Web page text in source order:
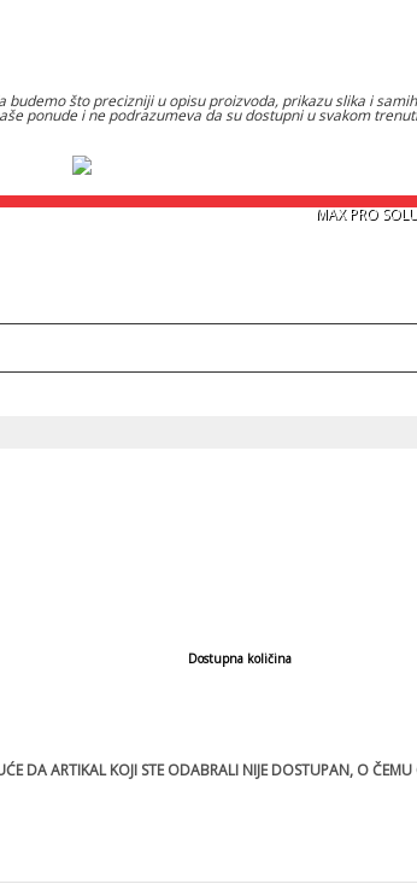
što precizniji u opisu proizvoda, prikazu slika i
ponude i ne podrazumeva da su dostupni u svakom
Copyright © 2026MAX PRO
Dostupna količina
DA ARTIKAL KOJI STE ODABRALI NIJE DOSTUPAN, O ČEMU